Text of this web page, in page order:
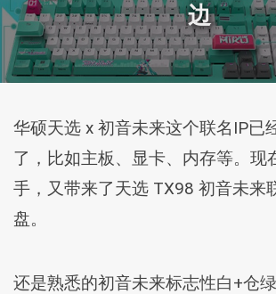
边
华硕天选 x 初音未来这个联名IP已
了，比如主板、显卡、内存等。现
手，又带来了天选 TX98 初音未来
盘。
还是熟悉的初音未来标志性白+仓